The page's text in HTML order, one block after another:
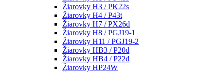
Žiarovky H3 / PK22s
Žiarovky H4 / P43t
Žiarovky H7 / PX26d
Žiarovky H8 / PGJ19-1
Žiarovky H11 / PGJ19-2
Žiarovky HB3 / P20d
Žiarovky HB4 / P22d
Žiarovky HP24W